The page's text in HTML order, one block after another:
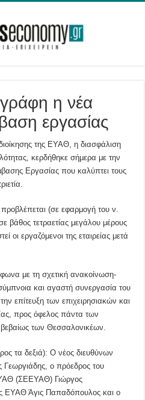
η νέα
εργασίας
της ΕΥΑΘ, η διασφάλιση
κερδήθηκε σήμερα με την
Εργασίας που καλύπτει τους
(σε εφαρμογή του ν.
τετραετίας μεγάλου μέρους
οι εργαζόμενοι της εταιρείας μετά
με τη σχετική ανακοίνωση-
και αγαστή συνεργασία του
επίτευξη των επιχειρησιακών και
προς όφελος πάντα των
των Θεσσαλονικέων.
τα δεξιά): Ο νέος διευθύνων
ο πρόεδρος του
(ΣΕΕΥΑΘ) Γιώργος
ΕΥΑΘ Άγις Παπαδόπουλος και ο